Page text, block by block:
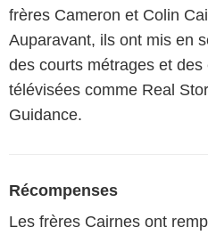
frères Cameron et Colin
Auparavant, ils ont mis en
des courts métrages et
télévisées comme Real
Guidance.
Récompenses
Les frères Cairnes ont